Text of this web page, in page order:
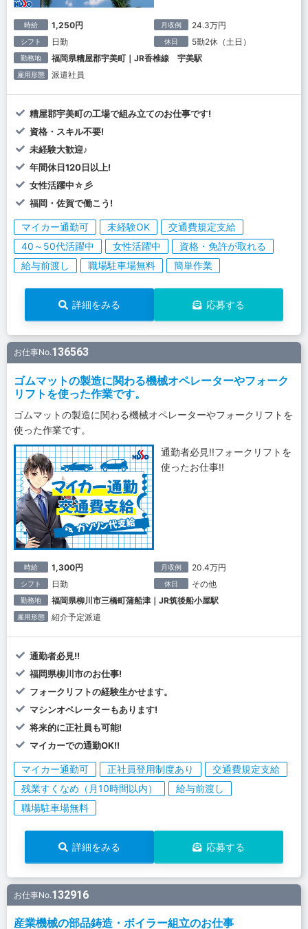
時給 1,250円 月収例 24.3万円
シフト 日勤 休日 5勤2休（土日）
勤務地 福岡県糟屋郡宇美町｜JR香椎線 宇美駅
雇用形態 派遣社員
糟屋郡宇美町の工場で組み立てのお仕事です!
資格・スキル不要!
未経験大歓迎♪
年間休日120日以上!
女性活躍中☆彡
福岡・佐賀で働こう!
マイカー通勤可 未経験OK
交通費規定支給
40～50代活躍中
女性活躍中
資格・免許が取れる
給与前渡し
職場駐車場無料 簡単作業
詳細をみる 応募する
お仕事No.136563
ゴムマットの製造に関わる機械オペレーターやフォーク
リフトを使った作業です。
ゴムマットの製造に関わる機械オペレーターやフォークリフトを
使った作業です。
通勤者必見!!フォークリフトを
使ったお仕事!!
時給 1,300円 月収例 20.4万円
シフト 日勤 休日 その他
勤務地 福岡県柳川市三橋町蒲船津｜JR筑後船小屋駅
雇用形態 紹介予定派遣
通勤者必見!!
福岡県柳川市のお仕事!
フォークリフトの経験生かせます。
マシンオペレーターもあります!
将来的に正社員も可能!
マイカーでの通勤OK!!
マイカー通勤可 正社員登用制度あり
交通費規定支給
残業すくなめ（月10時間以内）
給与前渡し
職場駐車場無料
詳細をみる 応募する
お仕事No.132916
産業機械の部品鋳造・ボイラー組立のお仕事